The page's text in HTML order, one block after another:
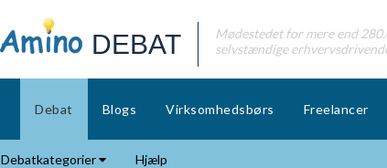
DEBAT
Mødestedet for mere end
selvstændige
Debat Blogs Virksomhedsbørs Freelancer
Debatkategorier Hjælp